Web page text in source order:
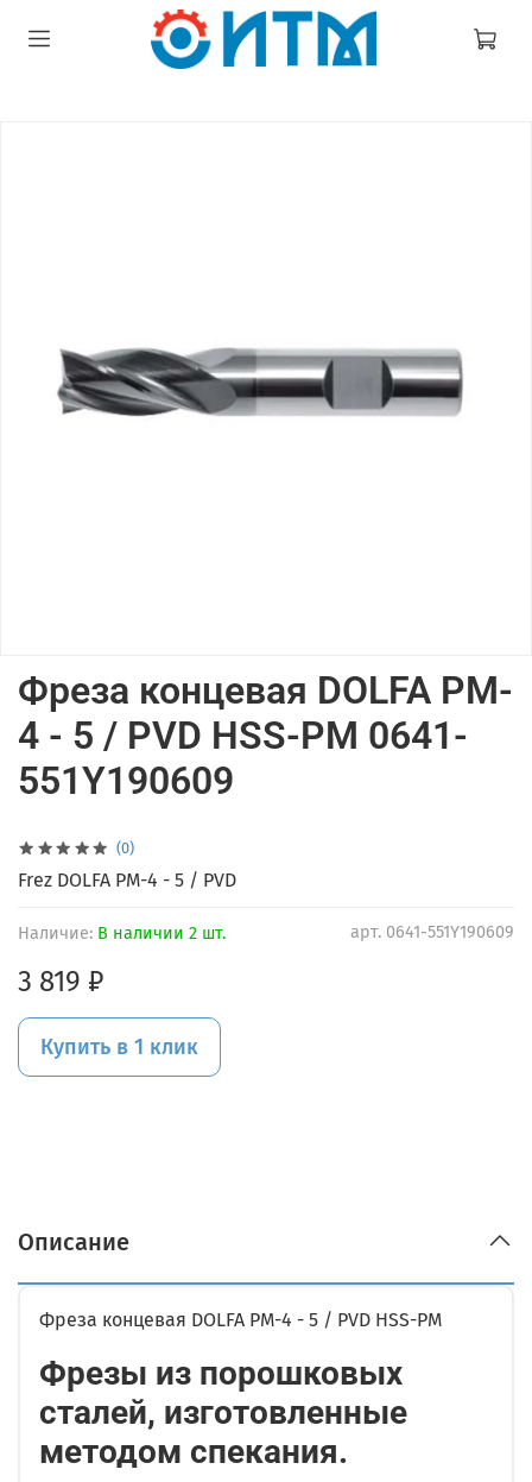
(0)
арт. 0641-551Y190609
Наличие: В наличии 2 шт.
Фреза концевая DOLFA PM-
4 - 5 / PVD HSS-PM 0641-
551Y190609
3 819 ₽
Купить в 1 клик
Frez DOLFA PM-4 - 5 / PVD
Описание
Фреза концевая DOLFA PM-4 - 5 / PVD HSS-PM
Фрезы из порошковых
сталей, изготовленные
методом спекания.